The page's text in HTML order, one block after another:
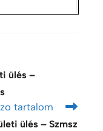
ülés –
tartalom
ülés – Szmsz